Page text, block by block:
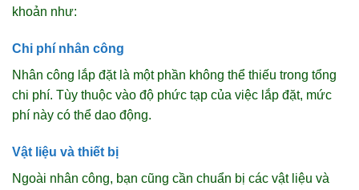
khoản như:
Chi phí nhân công
Nhân công lắp đặt là một phần không thể thiếu trong tổng
chi phí. Tùy thuộc vào độ phức tạp của việc lắp đặt, mức
phí này có thể dao động.
Vật liệu và thiết bị
Ngoài nhân công, bạn cũng cần chuẩn bị các vật liệu và